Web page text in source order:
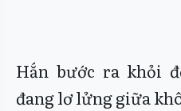
Hắn bước ra khỏi
đang lơ lửng giữa